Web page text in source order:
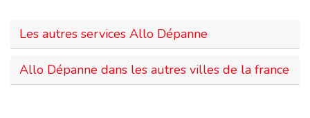
Les autres services Allo Dépanne
Allo Dépanne dans les autres villes de la france